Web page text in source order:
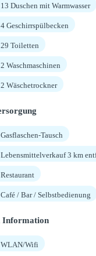
13 Duschen mit Warmwasser
4 Geschirrspülbecken
29 Toiletten
2 Waschmaschinen
2 Wäschetrockner
Gasflaschen-Tausch
Lebensmittelverkauf 3 km
Restaurant
Café / Bar / Selbstbedienung
Information
WLAN/Wifi